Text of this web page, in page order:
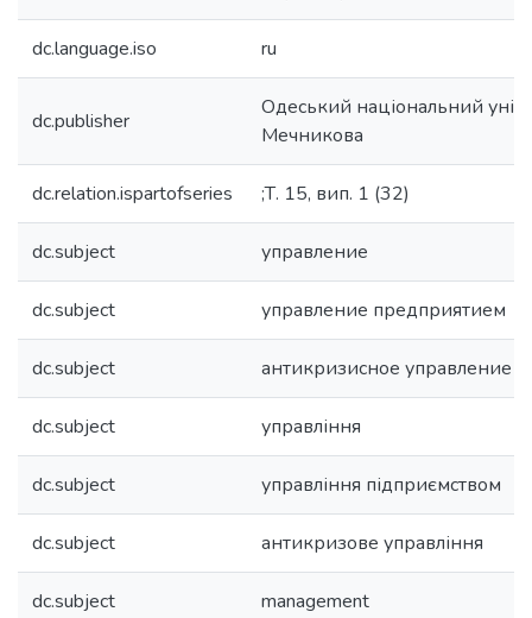
dc.language.iso ru
dc.publisher
Одеський національний
Мечникова
dc.relation.ispartofseries ;Т. 15, вип. 1 (32)
dc.subject управление
dc.subject управление предприятием
dc.subject антикризисное управление
dc.subject управління
dc.subject управління підприємством
dc.subject антикризове управління
dc.subject management